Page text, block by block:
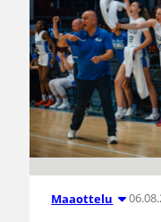
Maaottelu